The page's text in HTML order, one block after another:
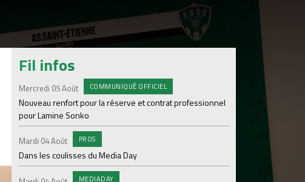
Fil infos
Mercredi 05 Août COMMUNIQUÉ OFFICIEL
Nouveau renfort pour la réserve et contrat professionnel
pour Lamine Sonko
Mardi 04 Août PROS
Dans les coulisses du Media Day
MEDIADAY
Samedi 01 Août
Une victoire
Samedi 01 Août
ASSE - Venise en
Samedi 01 Août